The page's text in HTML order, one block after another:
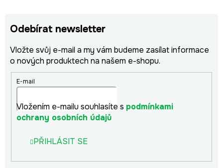
Odebírat newsletter
Vložte svůj e-mail a my vám budeme zasílat informace
o nových produktech na našem e-shopu.
E-mail
Vložením e-mailu souhlasíte s podmínkami
ochrany osobních údajů
PŘIHLÁSIT SE